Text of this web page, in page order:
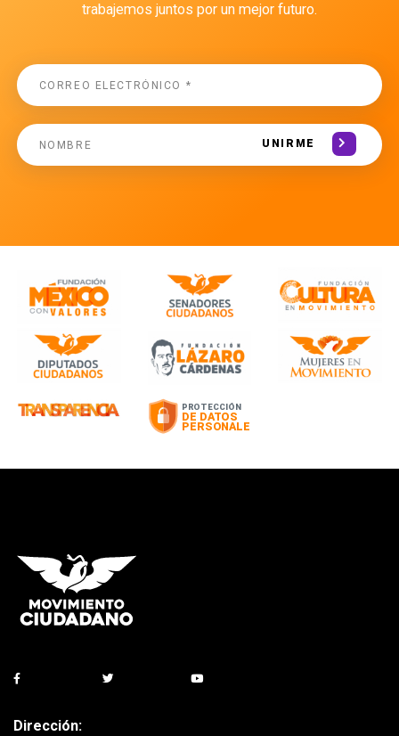
trabajemos juntos por un mejor futuro.
UNIRME
Dirección: